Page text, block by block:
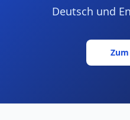
Deutsch und